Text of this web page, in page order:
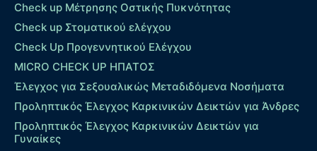
Check up Mέτρησης Οστικής Πυκνότητας
Check up Στοματικού ελέγχου
Check Up Προγεννητικού Ελέγχου
MICRO CHECK UP HΠΑΤΟΣ
Έλεγχος για Σεξουαλικώς Μεταδιδόμενα Νοσήματα
Προληπτικός Έλεγχος Καρκινικών Δεικτών για Άνδρες
Προληπτικός Έλεγχος Καρκινικών Δεικτών για
Γυναίκες